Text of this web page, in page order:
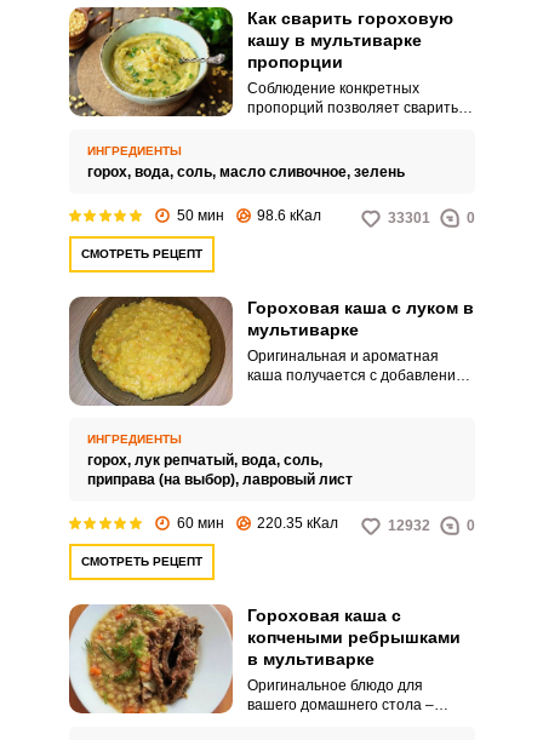
Как сварить гороховую
кашу в мультиварке
пропорции
Соблюдение конкретных
пропорций позволяет сварить
продукт можно дополнить
качестве гарнира к обеду или
ужину.
ИНГРЕДИЕНТЫ
горох, вода, соль, масло сливочное, зелень
50 мин 98.6 кКал 33301 0
СМОТРЕТЬ РЕЦЕПТ
Гороховая каша с луком в
мультиварке
Оригинальная и ароматная
каша получается с добавлением
ИНГРЕДИЕНТЫ
горох, лук репчатый, вода, соль,
приправа (на выбор), лавровый лист
60 мин 220.35 кКал 12932 0
СМОТРЕТЬ РЕЦЕПТ
Гороховая каша с
копчеными ребрышками
в мультиварке
Оригинальное блюдо для
вашего домашнего стола –